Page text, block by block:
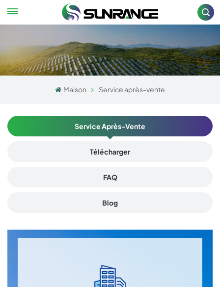
Maison Service après-vente
Service Après-Vente
Télécharger
FAQ
Blog